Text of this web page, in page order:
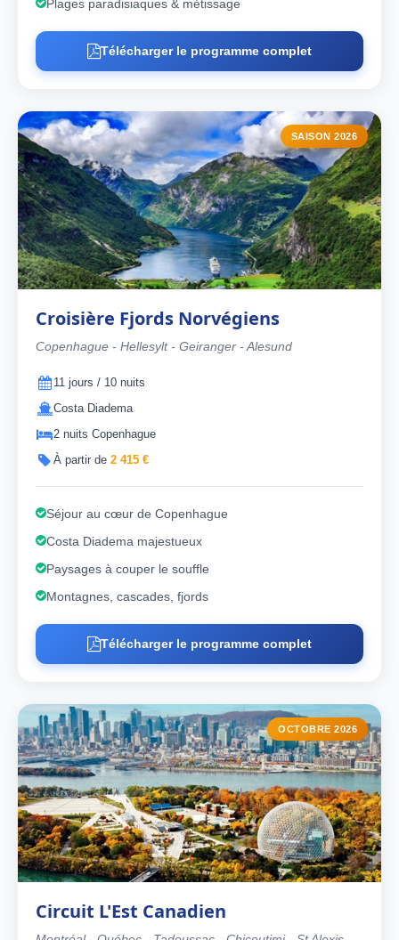
Plages paradisiaques & métissage
Télécharger le programme complet
SAISON 2026
Croisière Fjords Norvégiens
Copenhague - Hellesylt - Geiranger - Alesund
11 jours / 10 nuits
Costa Diadema
2 nuits Copenhague
À partir de 2 415 €
Séjour au cœur de Copenhague
Costa Diadema majestueux
Paysages à couper le souffle
Montagnes, cascades, fjords
Télécharger le programme complet
OCTOBRE 2026
Circuit L'Est Canadien